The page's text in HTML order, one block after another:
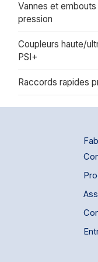
Vannes et
pression
Coupleurs haute/
PSI+
Raccords rapides